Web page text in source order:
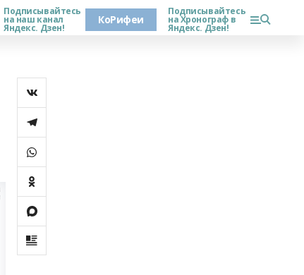
Подписывайтесь
на наш канал
Яндекс. Дзен!
КоРифеи
Подписывайтесь
на Хронограф в
Яндекс. Дзен!